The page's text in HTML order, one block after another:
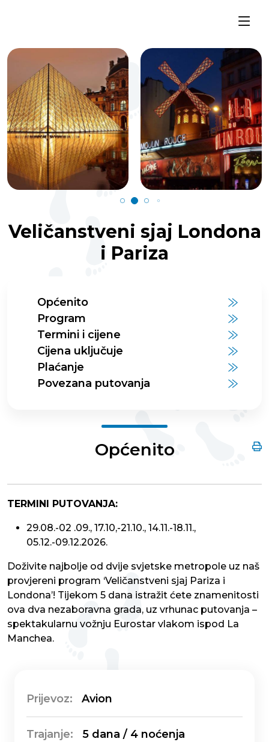
Veličanstveni sjaj Londona
i Pariza
Općenito
Program
Termini i cijene
Cijena uključuje
Plaćanje
Povezana putovanja
Općenito
TERMINI PUTOVANJA:
29.08.-02 .09., 17.10,-21.10., 14.11.-18.11.,
05.12.-09.12.2026.
Doživite najbolje od dvije svjetske metropole uz naš
provjereni program ‘Veličanstveni sjaj Pariza i
Londona’! Tijekom 5 dana istražit ćete znamenitosti
ova dva nezaboravna grada, uz vrhunac putovanja –
spektakularnu vožnju Eurostar vlakom ispod La
Manchea.
Prijevoz: Avion
Trajanje: 5 dana / 4 noćenja